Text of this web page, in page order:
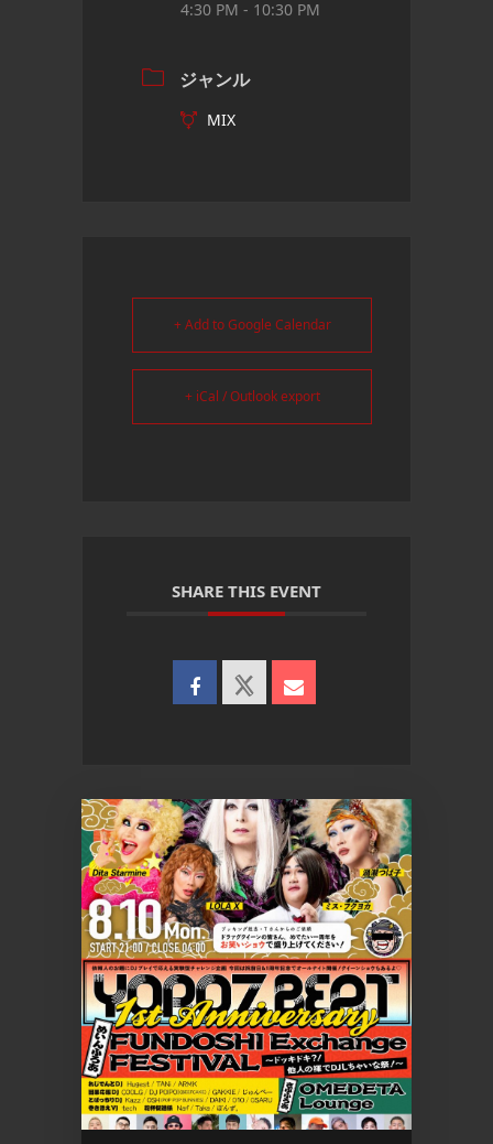
4:30 PM - 10:30 PM
ジャンル
MIX
+ Add to Google Calendar
+ iCal / Outlook export
SHARE THIS EVENT